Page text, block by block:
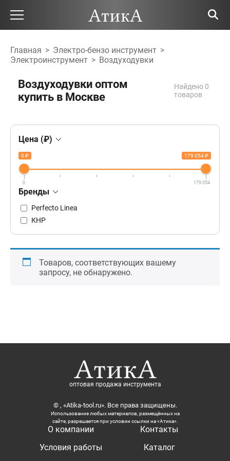
Главная > Электро-бензо инструмент >
Электроинструмент > Воздуходувки
Воздуходувки оптом
купить в Москве
Найдено 0
товаров
Цена (₽)
0 ₽ 179 054 ₽
0 179 054
Бренды
Perfecto Linea
КНР
Товаров, соответствующих вашему
запросу, не обнаружено.
оптовая продажа инструмента
© , «Atika-tool.ru». Все права защищены.
Использование любых материалов, размещённых на
сайте, разрешается при условии ссылки на «Атика».
О компании
Условия работы
Контакты
Каталог